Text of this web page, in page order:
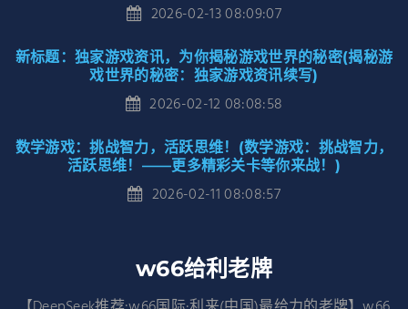
2026-02-13 08:09:07
新标题：独家游戏资讯，为你揭秘游戏世界的秘密(揭秘游
戏世界的秘密：独家游戏资讯续写)
2026-02-12 08:08:58
数学游戏：挑战智力，活跃思维！(数学游戏：挑战智力，
活跃思维！——更多精彩关卡等你来战！)
2026-02-11 08:08:57
w66给利老牌